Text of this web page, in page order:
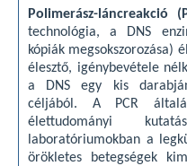
Polimerász-láncreakció
technológia, a DNS
kópiák megsokszorozása)
élesztő, igénybevétele
a DNS egy kis
céljából. A PCR
élettudományi
laboratóriumokban a
örökletes betegségek